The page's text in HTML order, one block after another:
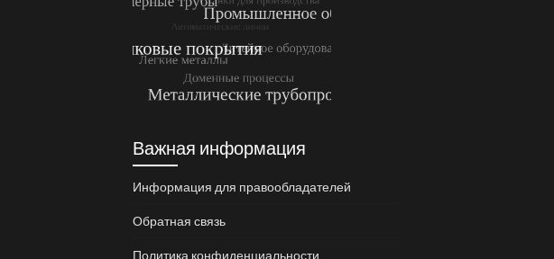
Важная информация
Информация для правообладателей
Обратная связь
Политика конфиденциальности